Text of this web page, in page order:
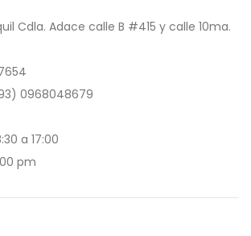
Cdla. Adace calle B #415 y calle 10ma.
0968048679
a 17:00
pm